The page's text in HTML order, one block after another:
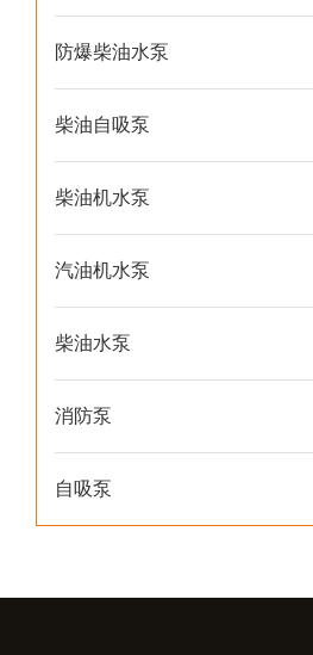
防爆柴油水泵
柴油自吸泵
柴油机水泵
汽油机水泵
柴油水泵
消防泵
自吸泵